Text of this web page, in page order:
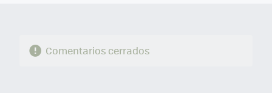
Comentarios cerrados